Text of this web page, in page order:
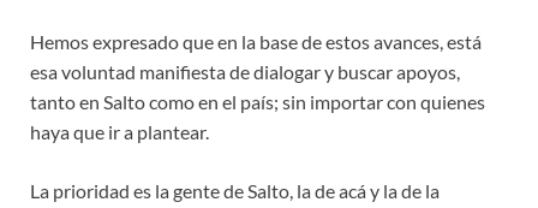
Hemos expresado que en la base de estos avances, está
esa voluntad manifiesta de dialogar y buscar apoyos,
tanto en Salto como en el país; sin importar con quienes
haya que ir a plantear.
La prioridad es la gente de Salto, la de acá y la de la